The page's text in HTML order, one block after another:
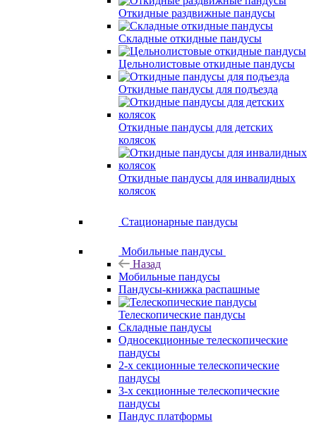
Откидные раздвижные пандусы
Складные откидные пандусы
Цельнолистовые откидные пандусы
Откидные пандусы для подъезда
Откидные пандусы для детских
колясок
Откидные пандусы для инвалидных
колясок
Стационарные пандусы
Мобильные пандусы
Назад
Мобильные пандусы
Пандусы-книжка распашные
Телескопические пандусы
Складные пандусы
Односекционные телескопические
пандусы
2-х секционные телескопические
пандусы
3-х секционные телескопические
пандусы
Пандус платформы